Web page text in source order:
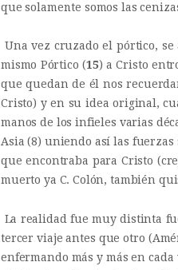
que solamente somos las
Una vez cruzado el pórtico,
mismo Pórtico (15) a Cristo
que quedan de él nos
Cristo) y en su idea original,
manos de los infieles varias
Asia (8) uniendo así las
que encontraba para Cristo
muerto ya C. Colón, también
La realidad fue muy distinta
tercer viaje antes que otro
enfermando más y más en